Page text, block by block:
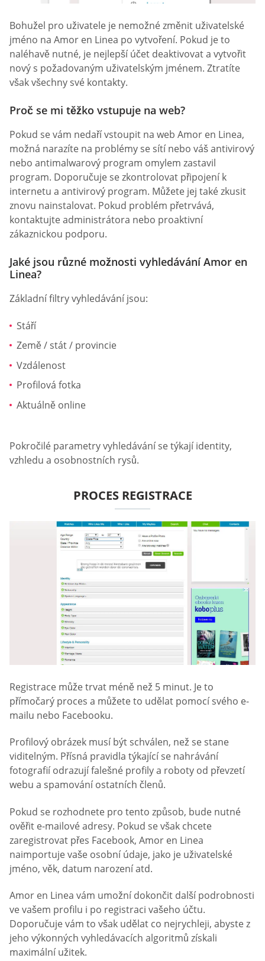
Bohužel pro uživatele je nemožné změnit uživatelské
jméno na Amor en Linea po vytvoření. Pokud je to
naléhavě nutné, je nejlepší účet deaktivovat a vytvořit
nový s požadovaným uživatelským jménem. Ztratíte
však všechny své kontakty.
Proč se mi těžko vstupuje na web?
Pokud se vám nedaří vstoupit na web Amor en Linea,
možná narazíte na problémy se sítí nebo váš antivirový
nebo antimalwarový program omylem zastavil
program. Doporučuje se zkontrolovat připojení k
internetu a antivirový program. Můžete jej také zkusit
znovu nainstalovat. Pokud problém přetrvává,
kontaktujte administrátora nebo proaktivní
zákaznickou podporu.
Jaké jsou různé možnosti vyhledávání Amor en
Linea?
Základní filtry vyhledávání jsou:
Stáří
Země / stát / provincie
Vzdálenost
Profilová fotka
Aktuálně online
Pokročilé parametry vyhledávání se týkají identity,
vzhledu a osobnostních rysů.
PROCES REGISTRACE
Registrace může trvat méně než 5 minut. Je to
přímočarý proces a můžete to udělat pomocí svého e-
mailu nebo Facebooku.
Profilový obrázek musí být schválen, než se stane
viditelným. Přísná pravidla týkající se nahrávání
fotografií odrazují falešné profily a roboty od převzetí
webu a spamování ostatních členů.
Pokud se rozhodnete pro tento způsob, bude nutné
ověřit e-mailové adresy. Pokud se však chcete
zaregistrovat přes Facebook, Amor en Linea
naimportuje vaše osobní údaje, jako je uživatelské
jméno, věk, datum narození atd.
Amor en Linea vám umožní dokončit další podrobnosti
ve vašem profilu i po registraci vašeho účtu.
Doporučuje vám to však udělat co nejrychleji, abyste z
jeho výkonných vyhledávacích algoritmů získali
maximální užitek.